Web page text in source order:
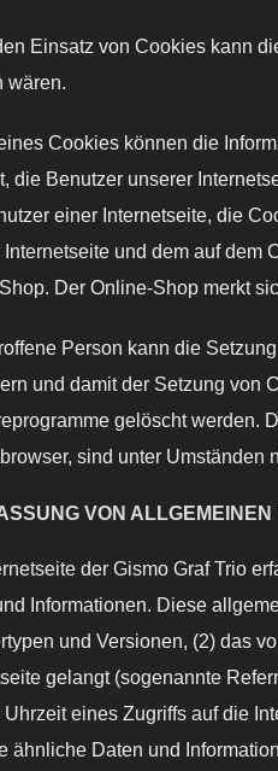
Einsatz von Cookies kann
wären.
Cookies können die
die Benutzer unserer
einer Internetseite, die
Internetseite und dem auf dem
Der Online-Shop merkt
Person kann die
und damit der Setzung von
gelöscht werden.
sind unter
VON
der Gismo Graf Trio
Informationen. Diese
und Versionen, (2) das
gelangt (sogenannte
Uhrzeit eines Zugriffs auf die
ähnliche Daten und